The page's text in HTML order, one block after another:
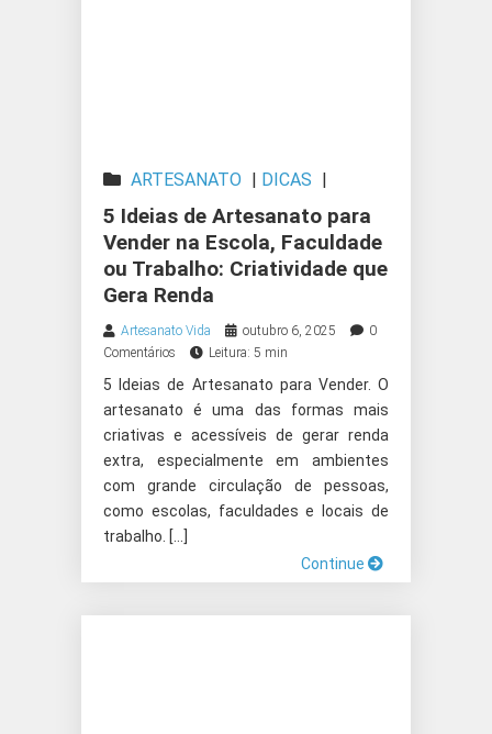
ARTESANATO | DICAS |
PRODUTOS ARTESANAIS
5 Ideias de Artesanato para
Vender na Escola, Faculdade
ou Trabalho: Criatividade que
Gera Renda
Artesanato Vida outubro 6, 2025
0
Comentários
Leitura: 5 min
5 Ideias de Artesanato para Vender. O
artesanato é uma das formas mais
criativas e acessíveis de gerar renda
extra, especialmente em ambientes
com grande circulação de pessoas,
como escolas, faculdades e locais de
trabalho. […]
Continue